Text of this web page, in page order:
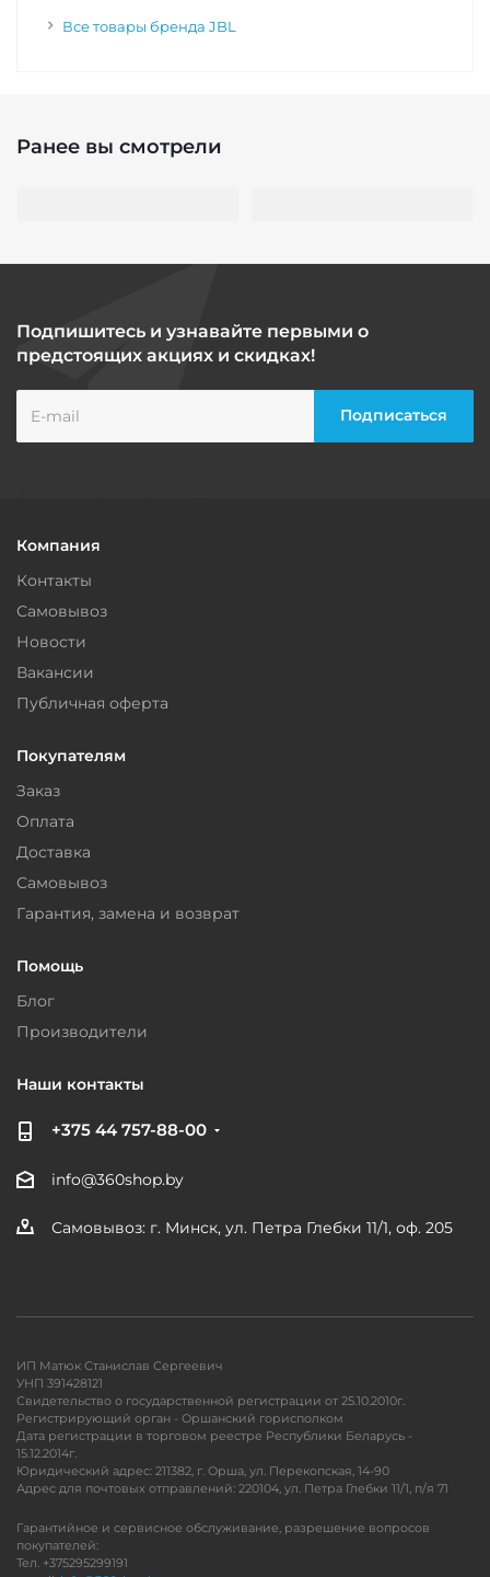
Все товары бренда JBL
Ранее вы смотрели
Подпишитесь и узнавайте первыми о
предстоящих акциях и скидках!
Компания
Контакты
Самовывоз
Новости
Вакансии
Публичная оферта
Покупателям
Заказ
Оплата
Доставка
Самовывоз
Гарантия, замена и возврат
Помощь
Блог
Производители
Наши контакты
+375 44 757-88-00
info@360shop.by
Самовывоз: г. Минск, ул. Петра Глебки 11/1, оф. 205
ИП Матюк Станислав Сергеевич
УНП 391428121
Свидетельство о государственной регистрации от 25.10.2010г.
Регистрирующий орган - Оршанский горисполком
Дата регистрации в торговом реестре Республики Беларусь -
15.12.2014г.
Юридический адрес: 211382, г. Орша, ул. Перекопская, 14-90
Адрес для почтовых отправлений: 220104, ул. Петра Глебки 11/1, п/я 71
Гарантийное и сервисное обслуживание, разрешение вопросов
покупателей:
Тел. +375295299191